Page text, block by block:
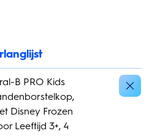
B PRO Kids
Disney Frozen
Leeftijd 3+, 4